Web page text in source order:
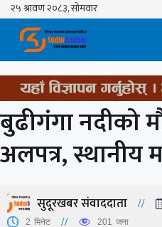
Skip
content
बुढीगंगा नदीको
अलपत्र, स्थानीय
सुदूरखबर संवाददाता
2 मिनेट 201 जना